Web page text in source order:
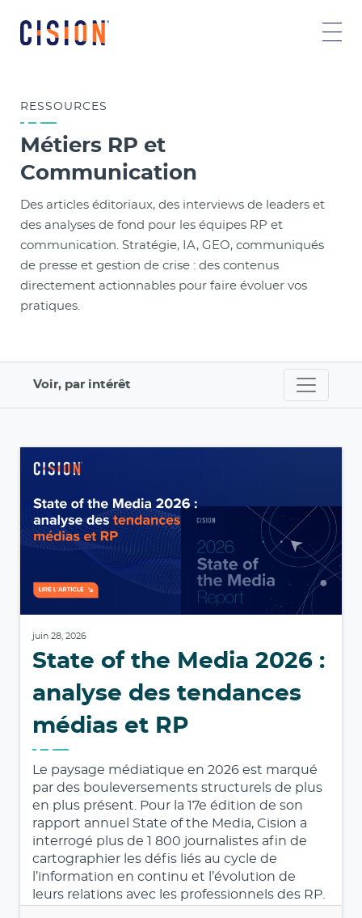
RESSOURCES
Métiers RP et
Communication
Des articles éditoriaux, des interviews de leaders et
des analyses de fond pour les équipes RP et
communication. Stratégie, IA, GEO, communiqués
de presse et gestion de crise : des contenus
directement actionnables pour faire évoluer vos
pratiques.
Voir, par intérêt
juin 28, 2026
State of the Media 2026 :
analyse des tendances
médias et RP
Le paysage médiatique en 2026 est marqué
par des bouleversements structurels de plus
en plus présent. Pour la 17e édition de son
rapport annuel State of the Media, Cision a
interrogé plus de 1 800 journalistes afin de
cartographier les défis liés au cycle de
l’information en continu et l’évolution de
leurs relations avec les professionnels des RP.